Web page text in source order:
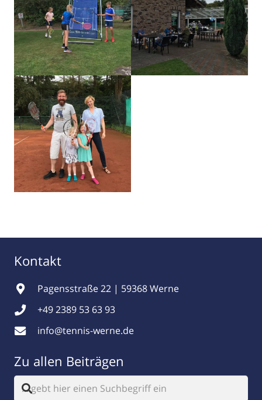
Kontakt
Pagensstraße 22 | 59368 Werne
+49 2389 53 63 93
info@tennis-werne.de
Zu allen Beiträgen